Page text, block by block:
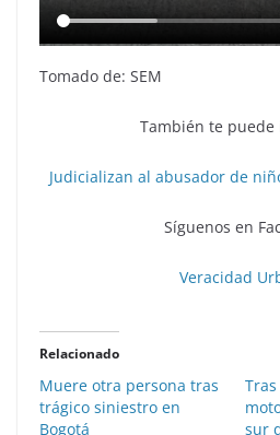
Tomado de: SEM
También te puede
Judicializan al abusador de
Síguenos en
Veracidad
Relacionado
Muere otra persona tras
trágico siniestro en
Bogotá
sur